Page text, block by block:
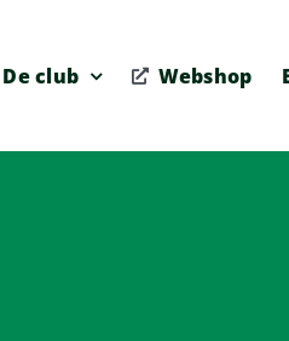
De club Webshop